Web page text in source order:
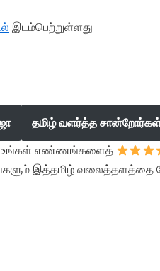
இடம்பெற்றுள்ளது
தமிழ் வளர்த்த
உங்கள் எண்ணங்களைத்
இத்தமிழ் வலைத்தளத்தை